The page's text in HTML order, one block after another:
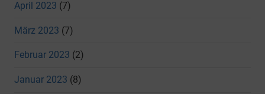
April 2023 (7)
März 2023 (7)
Februar 2023 (2)
Januar 2023 (8)